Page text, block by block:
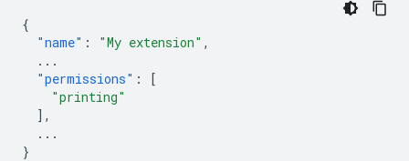
{
"name" : "My extension" ,
...
"permissions" :
[
"printing"
],
...
}